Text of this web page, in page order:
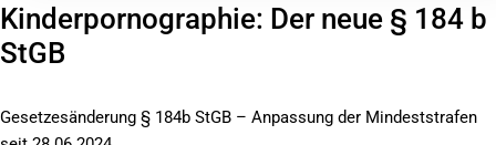
Kinderpornographie: Der neue § 184 b
StGB
Gesetzesänderung § 184b StGB – Anpassung der Mindeststrafen